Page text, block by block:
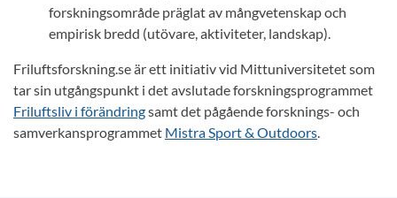
forskningsområde präglat av mångvetenskap och
empirisk bredd (utövare, aktiviteter, landskap).
Friluftsforskning.se är ett initiativ vid Mittuniversitetet som
tar sin utgångspunkt i det avslutade forskningsprogrammet
Friluftsliv i förändringsamt det pågående forsknings- och
samverkansprogrammet Mistra Sport & Outdoors.